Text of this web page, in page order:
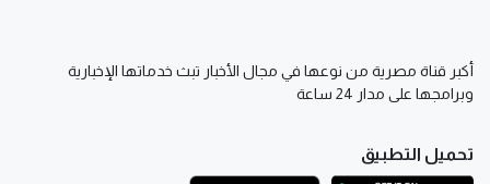
أكبر قناة مصرية من نوعها في مجال الأخبار تبث خدماتها الإخبارية
وبرامجها على مدار 24 ساعة
تحميل التطبيق